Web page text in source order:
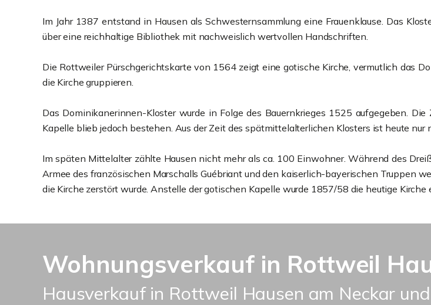
Im Jahr 1387 entstand in Hausen als Schwesternsammlung eine Frauenklause. Das
über eine reichhaltige Bibliothek mit nachweislich wertvollen Handschriften.
Die Rottweiler Pürschgerichtskarte von 1564 zeigt eine gotische Kirche, vermutlich das
die Kirche gruppieren.
Das Dominikanerinnen-Kloster wurde in Folge des Bauernkrieges 1525 aufgegeben.
Kapelle blieb jedoch bestehen. Aus der Zeit des spätmittelalterlichen Klosters ist heute nur
Im späten Mittelalter zählte Hausen nicht mehr als ca. 100 Einwohner. Während des
Armee des französischen Marschalls Guébriant und den kaiserlich-bayerischen Truppen
die Kirche zerstört wurde. Anstelle der gotischen Kapelle wurde 1857/58 die heutige Kirche
Wohnungsverkauf in Rottweil
Hausverkauf in Rottweil Hausen am Neckar